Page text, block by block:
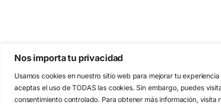
Nos importa tu privacidad
Usamos cookies en nuestro sitio web para mejorar tu
aceptas el uso de TODAS las cookies. Sin embargo, puedes
consentimiento controlado. Para obtener más información, visita